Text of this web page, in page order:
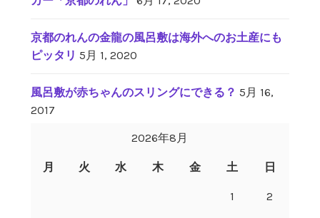
京都のれんの金龍の風呂敷は海外へのお土産にも
ピッタリ 5月 1, 2020
風呂敷が赤ちゃんのスリングにできる？ 5月 16,
2017
2026年8月
月 火 水 木 金 土 日
1 2